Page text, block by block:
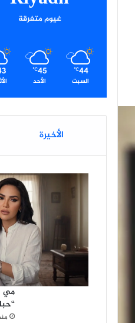
غيوم متفرقة
44
℃
السبت
45
℃
الأحد
الأخيرة
مي